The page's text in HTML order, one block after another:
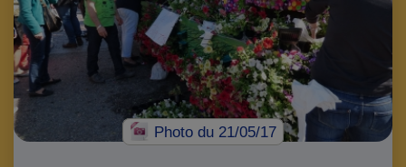
Photo du 21/05/17